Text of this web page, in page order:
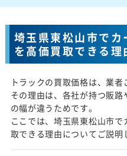
埼玉県東松山市で
を高価買取できる理
トラックの買取価格は、業者
その理由は、各社が持つ販
の幅が違うためです。
ここでは、埼玉県東松山市
取できる理由についてご説明